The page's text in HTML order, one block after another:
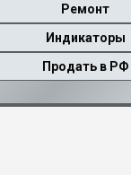
Ремонт
Индикаторы
Продать в РФ